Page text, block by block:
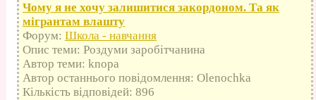
Чому я не хочу залишитися закордоном. Та як
мігрантам влашту
Форум: Школа - навчання
Опис теми: Роздуми заробітчанина
Автор теми: knopa
Автор останнього повідомлення: Olenochka
Кількість відповідей: 896